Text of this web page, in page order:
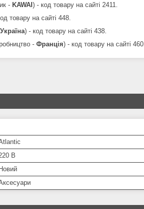
- KAWAI ) - код товару на сайті 2411.
товару на сайті 448.
Україна) - код товару на сайті 438.
- Франція) - код товару на сайті 460.
В
Новий